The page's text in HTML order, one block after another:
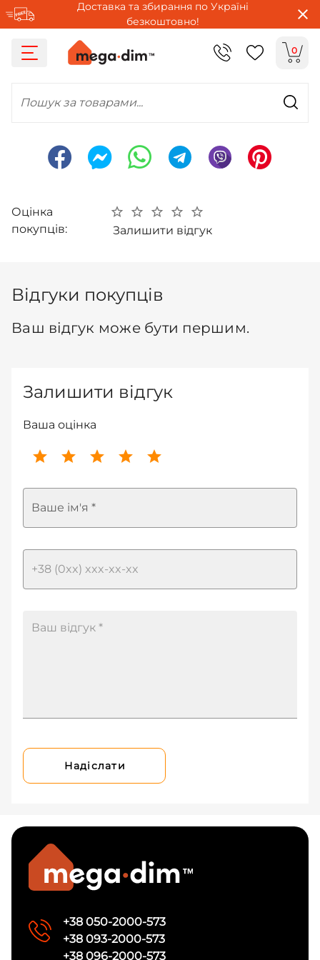
Доставка та збирання по Україні
безкоштовно!
0
Пошук за товарами...
Оцінка
покупців:
Залишити відгук
Відгуки покупців
Ваш відгук може бути першим.
Залишити відгук
Ваша оцінка
Ваше ім'я *
Надіслати
+38 050-2000-573
+38 093-2000-573
+38 096-2000-573